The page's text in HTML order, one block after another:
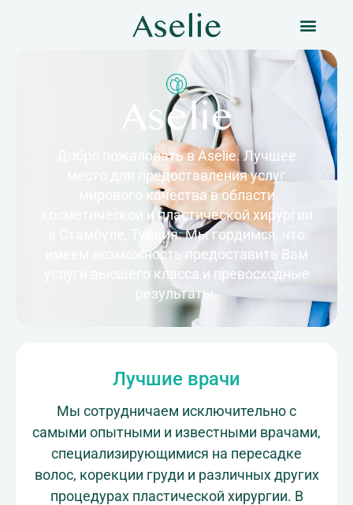
Добро пожаловать в Aselie. Лучшее
место для предоставления услуг
мирового качества в области
косметической и пластической хирургии
в Стамбуле, Турция. Мы гордимся, что
имеем возможность предоставить Вам
услуги высшего класса и превосходные
результаты.
Лучшие врачи
Мы сотрудничаем исключительно с
самыми опытными и известными врачами,
специализирующимися на пересадке
волос, корекции груди и различных других
процедурах пластической хирургии. В